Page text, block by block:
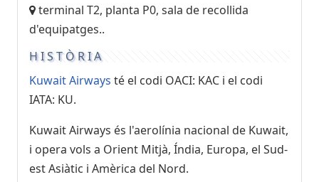
terminal T2, planta P0, sala de recollida
d'equipatges..
HISTÒRIA
Kuwait Airways té el codi OACI: KAC i el codi
IATA: KU.
Kuwait Airways és l'aerolínia nacional de Kuwait,
i opera vols a Orient Mitjà, Índia, Europa, el Sud-
est Asiàtic i Amèrica del Nord.